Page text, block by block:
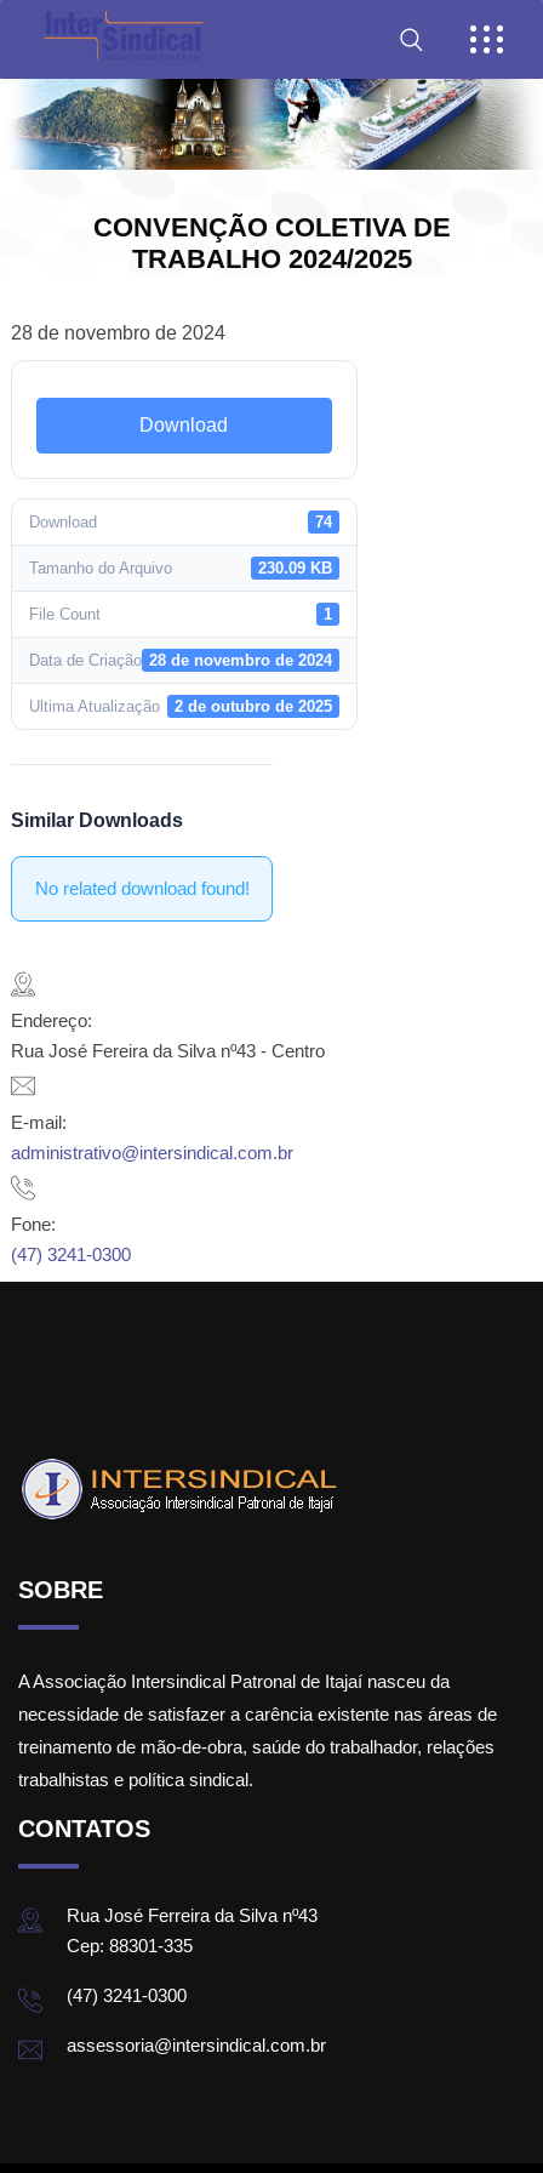
CONVENÇÃO COLETIVA DE
TRABALHO 2024/2025
28 de novembro de 2024
Download
Download 74
Tamanho do Arquivo 230.09 KB
File Count 1
Data de Criação 28 de novembro de 2024
Ultima Atualização 2 de outubro de 2025
Similar Downloads
No related download found!
Endereço:
Rua José Fereira da Silva nº43 - Centro
E-mail:
administrativo@intersindical.com.br
Fone:
(47) 3241-0300
SOBRE
A Associação Intersindical Patronal de Itajaí nasceu da
necessidade de satisfazer a carência existente nas áreas de
treinamento de mão-de-obra, saúde do trabalhador, relações
trabalhistas e política sindical.
CONTATOS
Rua José Ferreira da Silva nº43
Cep: 88301-335
(47) 3241-0300
assessoria@intersindical.com.br